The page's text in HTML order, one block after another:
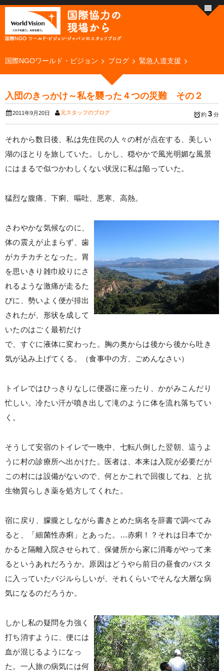
国際NGOワールド・ビジョン ブログ 緊急人道支援
入団のきっかけ～私を襲った４つの災難 その２
2011年9月20日 元スタッフのブログ 約 3 分
それから数日後、私は先住民の人々の村が点在する、美しい
湖のほとりを旅していた。しかし、穏やかで風光明媚な風景
にはまるで似つかわしくない状況に私は陥っていた。
猛烈な腹痛、下痢、嘔吐、悪寒、高熱。
さわやかな気候なのに、
体の震えが止まらず、歯
がカチカチとなった。胃
を思いきり雑巾絞りにさ
れるような激痛が走るた
びに、勢いよく便が排出
されたが、形状を成して
いたのはごく最初だけ
で、すぐに液体に変わった。胸の奥からは後から後から吐き
気が込み上げてくる。（食事中の方、ごめんなさい）
トイレではひっきりなしに便器に座ったり、かがみこんだり
忙しい。冷たい汗が噴き出して滝のように体を流れ落ちてい
く。
そうして安宿のトイレで一晩中、七転八倒した翌朝、這うよ
うに村の診療所へ出かけた。医者は、本来は入院が必要だが
この村には設備がないので、何とかこれで回復してね、と抗
生物質らしき薬を処方してくれた。
宿に戻り、朦朧としながら書きとめた病名を辞書で調べてみ
ると、「細菌性赤痢」とあった。…赤痢！？それは日本でか
かると隔離入院させられて、保健所から家に消毒がやって来
るというあれだろうか。原因はどうやら前日の昼食のパスタ
に入っていたバジルらしいが、それくらいでそんな大層な病
気になるのだろうか。
しかし私の疑問を力強く
打ち消すように、便には
血が混じるようになっ
た。一人旅の病気には何